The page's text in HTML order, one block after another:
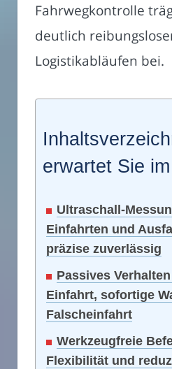
Fahrwegkontrolle
deutlich
Logistikabläufen bei.
erwartet Sie im
Ultraschall-
Einfahrten und
präzise zuverlässig
Passives
Einfahrt, sofortige
Falscheinfahrt
Werkzeugfreie
Flexibilität und